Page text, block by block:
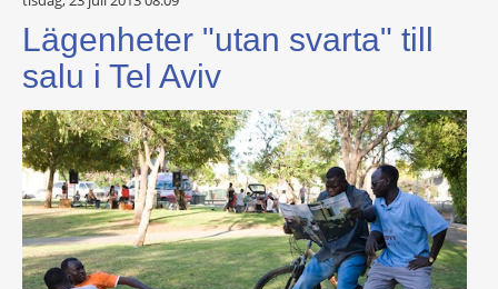
Lägenheter "utan svarta" till
salu i Tel Aviv